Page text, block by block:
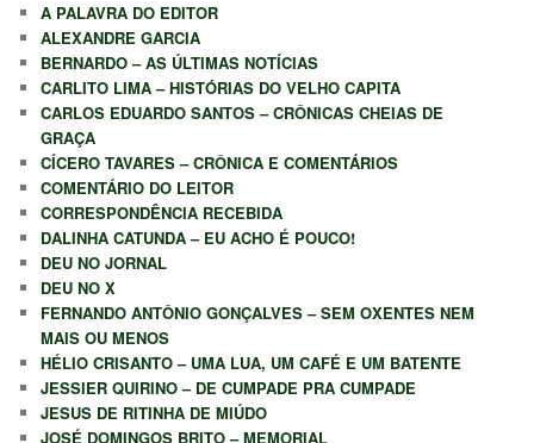
A PALAVRA DO EDITOR
ALEXANDRE GARCIA
BERNARDO – AS ÚLTIMAS NOTÍCIAS
CARLITO LIMA – HISTÓRIAS DO VELHO CAPITA
CARLOS EDUARDO SANTOS – CRÔNICAS CHEIAS DE
GRAÇA
CÍCERO TAVARES – CRÔNICA E COMENTÁRIOS
COMENTÁRIO DO LEITOR
CORRESPONDÊNCIA RECEBIDA
DALINHA CATUNDA – EU ACHO É POUCO!
DEU NO JORNAL
DEU NO X
FERNANDO ANTÔNIO GONÇALVES – SEM OXENTES NEM
MAIS OU MENOS
HÉLIO CRISANTO – UMA LUA, UM CAFÉ E UM BATENTE
JESSIER QUIRINO – DE CUMPADE PRA CUMPADE
JESUS DE RITINHA DE MIÚDO
JOSÉ DOMINGOS BRITO – MEMORIAL